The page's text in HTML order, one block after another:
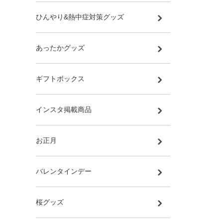
ひんやり&熱中症対策グッズ
あったかグッズ
ギフトボックス
インスタ掲載商品
お正月
バレンタインデー
桜グッズ